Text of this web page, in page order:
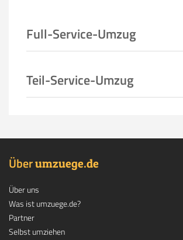
Full-Service-Umzug
Teil-Service-Umzug
Überumzuege.de
Über uns
Was ist umzuege.de?
Partner
Selbst umziehen